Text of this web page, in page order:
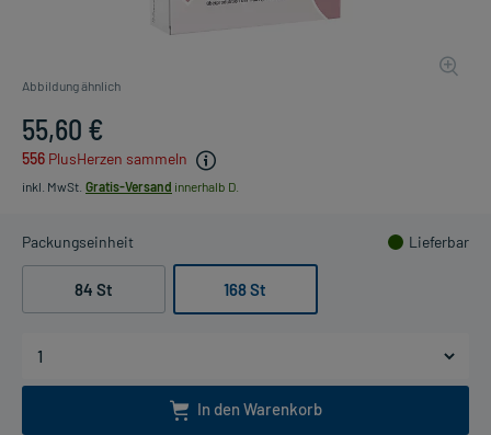
Abbildung ähnlich
55,60 €
556 PlusHerzen sammeln
inkl. MwSt. Gratis-Versand innerhalb D.
Packungseinheit Lieferbar
84 St 168 St
In den Warenkorb